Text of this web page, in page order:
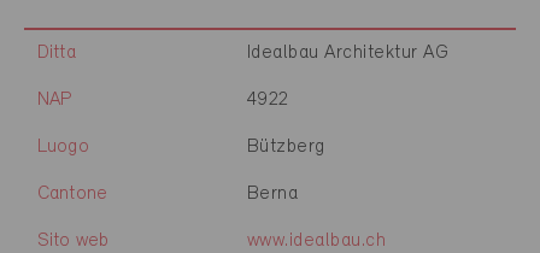
Ditta Idealbau Architektur AG
NAP 4922
Luogo Bützberg
Cantone Berna
Sito web www.idealbau.ch